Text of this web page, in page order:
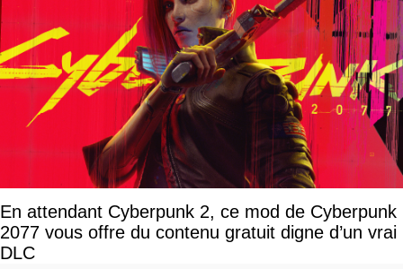
En attendant Cyberpunk 2, ce mod de Cyberpunk
2077 vous offre du contenu gratuit digne d’un vrai
DLC